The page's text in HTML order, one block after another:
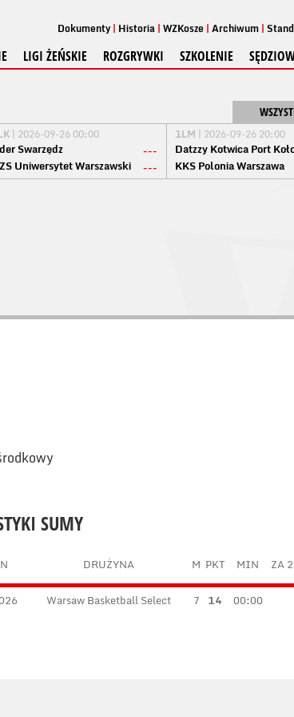
Dokumenty Historia WZKosze Archiwum
LIGI ŻEŃSKIE ROZGRYWKI SZKOLENIE
| 2026-09-26 00:00
Swarzędz
---
Uniwersytet Warszawski
---
1LM | 2026-09-26 20:00
Datzzy Kotwica Port
KKS Polonia Warszawa
SUMY
DRUŻYNA M PKT MIN ZA 2
Warsaw Basketball Select 7 14 00:00